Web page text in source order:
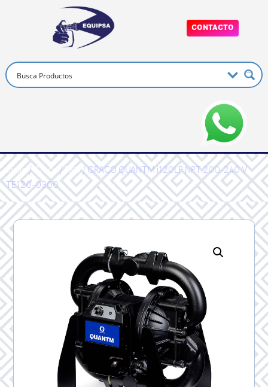
CONTACTO
Inicio/Graco/PRO/ GRACO QUANTM i120LP NPT 200-240 V
TE120-0300